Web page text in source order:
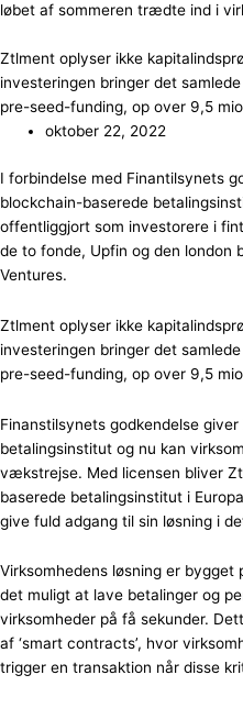
løbet af sommeren trædte ind i
Ztlment oplyser ikke
investeringen bringer det
pre-seed-funding, op over 9,5
oktober 22, 2022
I forbindelse med Finantilsynets
blockchain-baserede
offentliggjort som investorere i
de to fonde, Upfin og den london
Ventures.
Ztlment oplyser ikke
investeringen bringer det
pre-seed-funding, op over 9,5
Finanstilsynets godkendelse
betalingsinstitut og nu kan
vækstrejse. Med licensen bliver
baserede betalingsinstitut i
give fuld adgang til sin løsning i
Virksomhedens løsning er
det muligt at lave betalinger og
virksomheder på få sekunder.
af ‘smart contracts’, hvor
trigger en transaktion når disse